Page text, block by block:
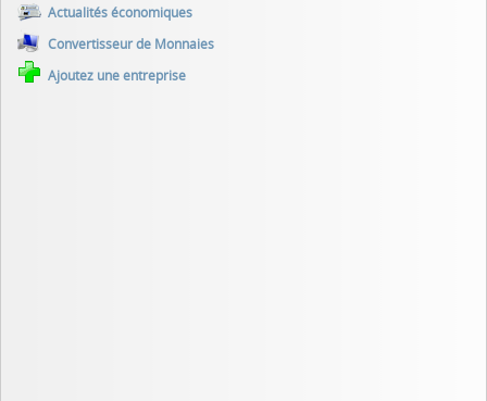
Actualités économiques
Convertisseur de Monnaies
Ajoutez une entreprise